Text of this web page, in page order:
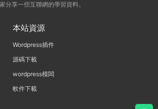
分享一些互聯網的學習資料。
本站資源
Wordpress插件
源碼下載
wordpress模闆
軟件下載